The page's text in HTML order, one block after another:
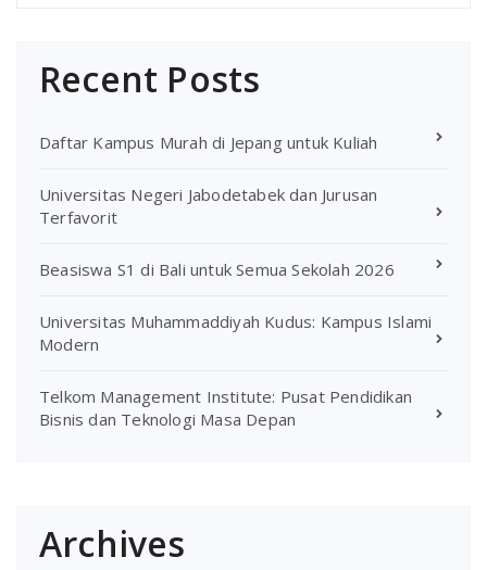
Recent Posts
Daftar Kampus Murah di Jepang untuk Kuliah
Universitas Negeri Jabodetabek dan Jurusan
Terfavorit
Beasiswa S1 di Bali untuk Semua Sekolah 2026
Universitas Muhammaddiyah Kudus: Kampus Islami
Modern
Telkom Management Institute: Pusat Pendidikan
Bisnis dan Teknologi Masa Depan
Archives